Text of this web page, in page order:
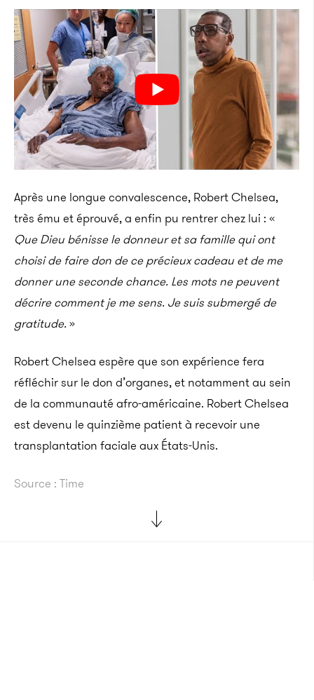
Après une longue convalescence, Robert Chelsea,
très ému et éprouvé, a enfin pu rentrer chez lui : «
Que Dieu bénisse le donneur et sa famille qui ont
choisi de faire don de ce précieux cadeau et de me
donner une seconde chance. Les mots ne peuvent
décrire comment je me sens. Je suis submergé de
gratitude.»
Robert Chelsea espère que son expérience fera
réfléchir sur le don d’organes, et notamment au sein
de la communauté afro-américaine. Robert Chelsea
est devenu le quinzième patient à recevoir une
transplantation faciale aux États-Unis.
Source : Time